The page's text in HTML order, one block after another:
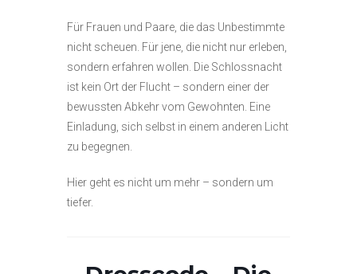
Für Frauen und Paare, die das Unbestimmte
nicht scheuen. Für jene, die nicht nur erleben,
sondern erfahren wollen. Die Schlossnacht
ist kein Ort der Flucht – sondern einer der
bewussten Abkehr vom Gewohnten. Eine
Einladung, sich selbst in einem anderen Licht
zu begegnen.
Hier geht es nicht um mehr – sondern um
tiefer.